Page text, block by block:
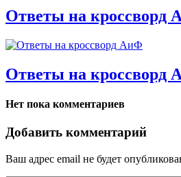
Ответы на кроссворд
Ответы на кроссворд
Нет пока комментариев
Добавить комментарий
Ваш адрес email не будет